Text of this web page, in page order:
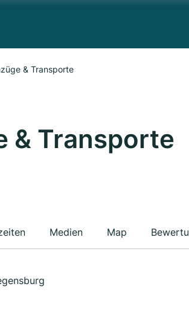
& Transporte
& Transporte
Medien Map